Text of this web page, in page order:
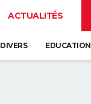
ACTUALITÉS
EDUCATION